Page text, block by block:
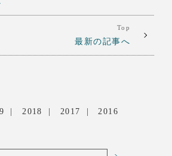
Top
最新の記事へ
2018 2017 2016